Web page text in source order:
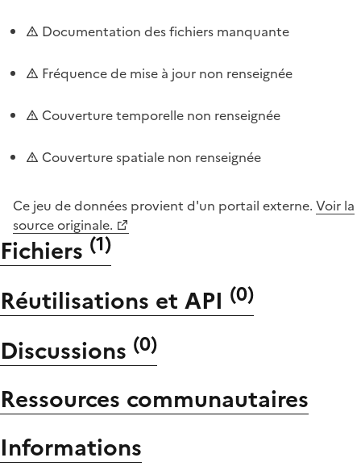
Documentation des fichiers manquante
Fréquence de mise à jour non renseignée
Couverture temporelle non renseignée
Couverture spatiale non renseignée
Ce jeu de données provient d'un portail externe. Voir la
source originale.
Fichiers (1)
Réutilisations et API (0)
Discussions (0)
Ressources communautaires
Informations